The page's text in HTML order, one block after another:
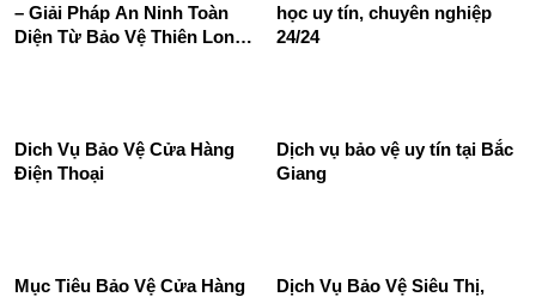
– Giải Pháp An Ninh Toàn
Diện Từ Bảo Vệ Thiên Long
học uy tín, chuyên nghiệp
24/24
Dich Vụ Bảo Vệ Cửa Hàng
Điện Thoại
Dịch vụ bảo vệ uy tín tại Bắc
Giang
Mục Tiêu Bảo Vệ Cửa Hàng
Dịch Vụ Bảo Vệ Siêu Thị,